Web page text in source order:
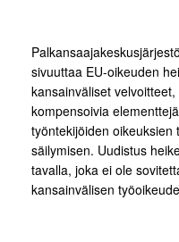
sivuuttaa EU-oikeuden
kansainväliset
kompensoivia
työntekijöiden oikeuksien
säilymisen. Uudistus
tavalla, joka ei ole
kansainvälisen